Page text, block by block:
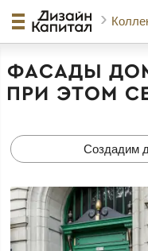
ФАСАДЫ
ПРИ ЭТОМ
Создадим